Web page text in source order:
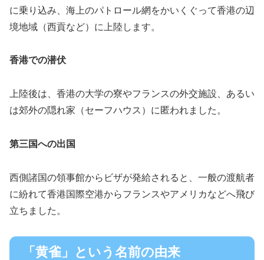
に乗り込み、海上のパトロール網をかいくぐって香港の辺
境地域（西貢など）に上陸します。
香港での潜伏
上陸後は、香港の大学の寮やフランスの外交施設、あるい
は郊外の隠れ家（セーフハウス）に匿われました。
第三国への出国
西側諸国の領事館からビザが発給されると、一般の渡航者
に紛れて香港国際空港からフランスやアメリカなどへ飛び
立ちました。
「黄雀」という名前の由来